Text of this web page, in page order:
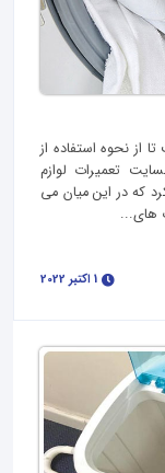
از نحوه استفاده از
تعمیرات لوازم
که در این میان می
های...